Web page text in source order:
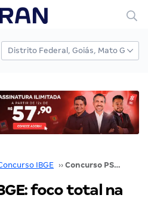
IBGE ›› Concurso PSS IBGE: foco total na sua aprovação, CONFIRA!
foco total na